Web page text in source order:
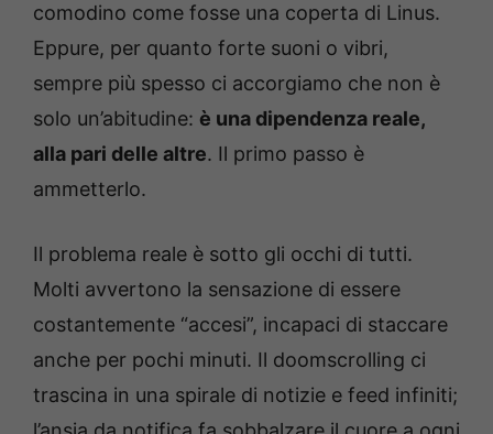
comodino come fosse una coperta di Linus.
Eppure, per quanto forte suoni o vibri,
sempre più spesso ci accorgiamo che non è
solo un’abitudine: è una dipendenza reale,
alla pari delle altre. Il primo passo è
ammetterlo.
Il problema reale è sotto gli occhi di tutti.
Molti avvertono la sensazione di essere
costantemente “accesi”, incapaci di staccare
anche per pochi minuti. Il doomscrolling ci
trascina in una spirale di notizie e feed infiniti;